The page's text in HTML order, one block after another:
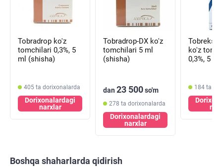
Tobradrop ko'z
tomchilari 0,3%, 5
ml (shisha)
405 ta dorixonalarda
Dorixonalardagi
narxlar
Tobradrop-DX ko'z
tomchilari 5 ml
(shisha)
dan 23 500so'm
278 ta dorixonalarda
Dorixonalardagi
narxlar
Tobreks
ko'z
0,3%, 5
184 ta
Boshqa shaharlarda qidirish